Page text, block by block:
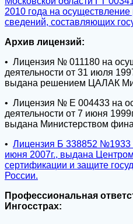
2010 года на
сведений, составляющих
Архив лицензий:
• Лицензия № 011180 на
деятельности от 31 июля
выдана решением ЦАЛАК
• Лицензия № Е 004433 на
деятельности от 7 июня
выдана Министерством
• Лицензия Б 338852 №1933
июня 2007г., выдана
сертификации и защите
России.
Профессиональная
Ингосстрах: